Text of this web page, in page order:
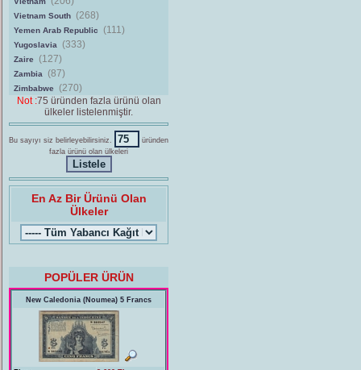
Vietnam South (268)
Yemen Arab Republic (111)
Yugoslavia (333)
Zaire (127)
Zambia (87)
Zimbabwe
(270)
Not :75 üründen fazla ürünü olan
ülkeler listelenmiştir.
Bu sayıyı siz belirleyebilirsiniz.
üründen
fazla ürünü olan ülkeleri
En Az Bir Ürünü Olan
Ülkeler
POPÜLER ÜRÜN
New Caledonia (Noumea) 5 Francs